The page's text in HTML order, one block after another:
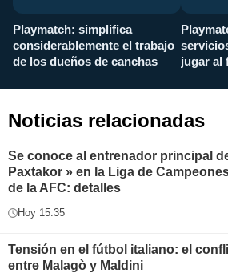
Playmatch: simplifica
considerablemente el trabajo
de los dueños de canchas
jugar al
Noticias relacionadas
Se conoce al entrenador principal
Paxtakor » en la Liga de
de la AFC: detalles
Hoy 15:35
Tensión en el fútbol italiano: el
entre Malagò y Maldini